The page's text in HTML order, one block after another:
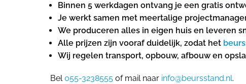
Binnen 5 werkdagen ontvang je een gratis
Je werkt samen met meertalige
We produceren alles in eigen huis en leveren
Alle prijzen zijn vooraf duidelijk, zodat het
Wij regelen transport, opbouw, afbouw en
Bel055-3238555 of mail naar info@beursstand.nl.